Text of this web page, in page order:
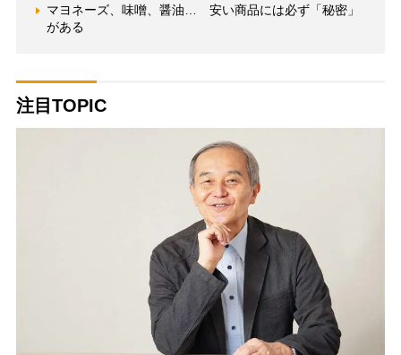
マヨネーズ、味噌、醤油… 安い商品には必ず「秘密」
がある
注目TOPIC